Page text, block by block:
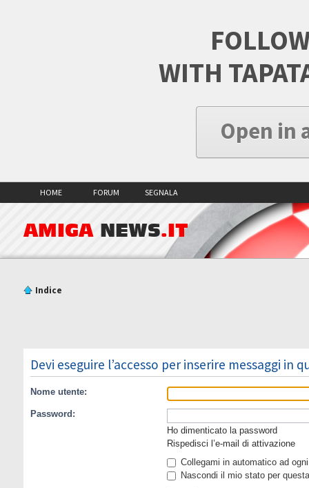
WITH
Open in
HOME FORUM SEGNALA
AMIGA NEWS.IT
Indice
Devi eseguire l’accesso per inserire messaggi in
Nome utente:
Password:
Ho dimenticato la password
Rispedisci l’e-mail di attivazione
Collegami in automatico ad
Nascondi il mio stato per